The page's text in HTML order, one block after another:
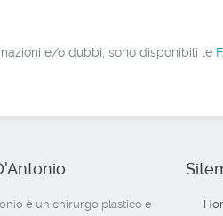
e/o dubbi, sono disponibili le
è un chirurgo plastico e